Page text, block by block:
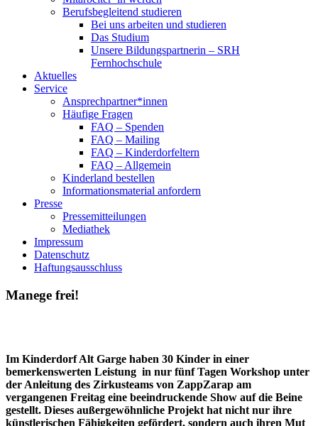
Berufsbegleitend studieren
Bei uns arbeiten und studieren
Das Studium
Unsere Bildungspartnerin – SRH
Fernhochschule
Aktuelles
Service
Ansprechpartner*innen
Häufige Fragen
FAQ – Spenden
FAQ – Mailing
FAQ – Kinderdorfeltern
FAQ – Allgemein
Kinderland bestellen
Informationsmaterial anfordern
Presse
Pressemitteilungen
Mediathek
Impressum
Datenschutz
Haftungsausschluss
Manege frei!
Im Kinderdorf Alt Garge haben 30 Kinder in einer
bemerkenswerten Leistung in nur fünf Tagen Workshop unter
der Anleitung des Zirkusteams von ZappZarap am
vergangenen Freitag eine beeindruckende Show auf die Beine
gestellt. Dieses außergewöhnliche Projekt hat nicht nur ihre
künstlerischen Fähigkeiten gefördert, sondern auch ihren Mut